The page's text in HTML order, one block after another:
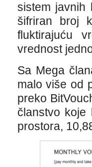
sistem javnih
šifriran broj
fluktirajuću
vrednost
Sa Mega
malo više od
preko
članstvo koje
prostora,